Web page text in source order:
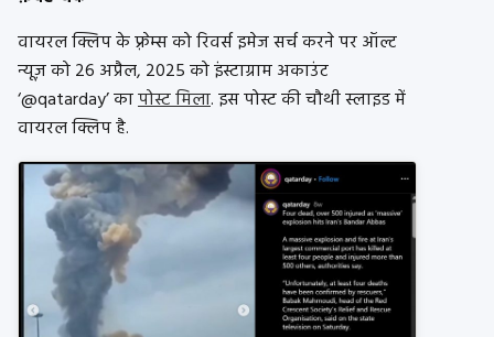
वायरल क्लिप के फ़्रेम्स को रिवर्स इमेज सर्च करने पर ऑल्ट
न्यूज़ को 26 अप्रैल, 2025 को इंस्टाग्राम अकाउंट
‘@qatarday’ कापोस्ट मिला. इस पोस्ट की चौथी स्लाइड में
वायरल क्लिप है.